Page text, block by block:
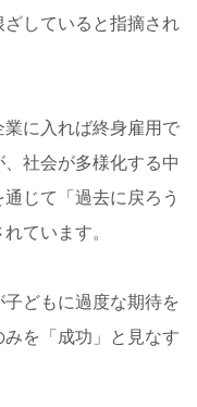
していると指摘され
に入れば終身雇用で
社会が多様化する中
じて「過去に戻ろう
ています。
どもに過度な期待を
を「成功」と見なす